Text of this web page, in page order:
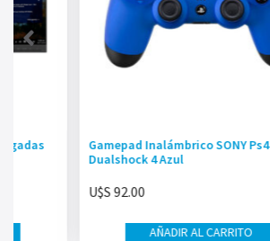
Gamepad Inalámbrico SONY Ps4
Dualshock 4 Azul
U$S 92.00
AÑADIR AL CARRITO